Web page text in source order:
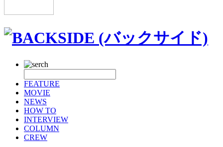
FEATURE
MOVIE
NEWS
HOW TO
INTERVIEW
COLUMN
CREW